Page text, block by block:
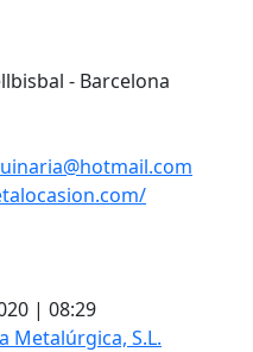
- Barcelona
| 08:29
Metalúrgica, S.L.